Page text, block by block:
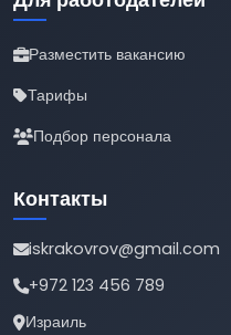
Разместить вакансию
Тарифы
Подбор персонала
Контакты
iskrakovrov@gmail.com
+972 123 456 789
Израиль